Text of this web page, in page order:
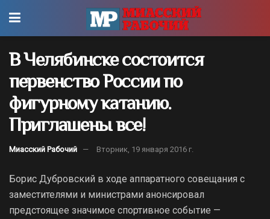
В Челябинске состоится
первенство России по
фигурному катанию.
Приглашены все!
Миасский Рабочий Вторник, 19 января 2016 г.
Борис Дубровский в ходе аппаратного совещания с
заместителями и министрами анонсировал
предстоящее значимое спортивное событие —